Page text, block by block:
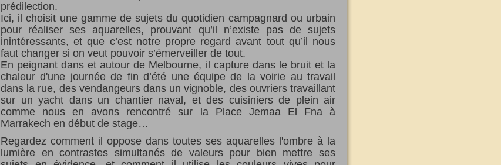
prédilection.
Ici, il choisit une gamme de sujets du quotidien campagnard ou urbain
pour réaliser ses aquarelles, prouvant qu’il n’existe pas de sujets
inintéressants, et que c’est notre propre regard avant tout qu’il nous
faut changer si on veut pouvoir s’émerveiller de tout.
En peignant dans et autour de Melbourne, il capture dans le bruit et la
chaleur d'une journée de fin d’été une équipe de la voirie au travail
dans la rue, des vendangeurs dans un vignoble, des ouvriers travaillant
sur un yacht dans un chantier naval, et des cuisiniers de plein air
comme nous en avons rencontré sur la Place Jemaa El Fna à
Marrakech en début de stage…
Regardez comment il oppose dans toutes ses aquarelles l'ombre à la
lumière en contrastes simultanés de valeurs pour bien mettre ses